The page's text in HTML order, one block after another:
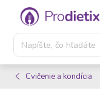
Prejsť
obsah
Cvičenie a kondícia